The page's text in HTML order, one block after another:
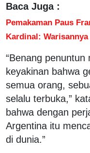
Baca Juga :
Pemakaman Paus
Kardinal:
“Benang penuntun
keyakinan bahwa
semua orang,
selalu terbuka,”
bahwa dengan
Argentina itu
di dunia.”